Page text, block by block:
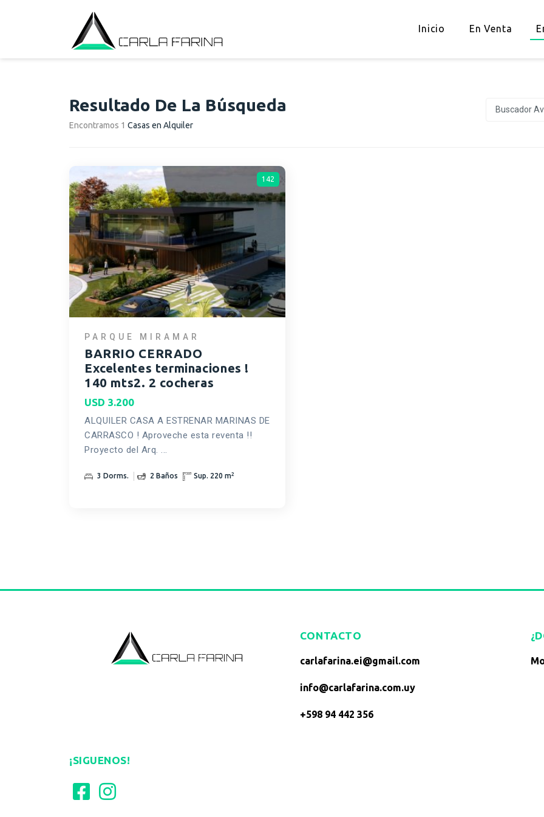
Inicio En Venta
Resultado De La Búsqueda
Encontramos 1 Casas en Alquiler
Buscador
142
PARQUE MIRAMAR
BARRIO CERRADO
Excelentes terminaciones !
140 mts2. 2 cocheras
USD 3.200
ALQUILER CASA A ESTRENAR MARINAS DE
CARRASCO ! Aproveche esta reventa !!
Proyecto del Arq. ...
3 Dorms. 2 Baños Sup. 220 m2
CONTACTO
carlafarina.ei@gmail.com
info@carlafarina.com.uy
+598 94 442 356
¡SIGUENOS!